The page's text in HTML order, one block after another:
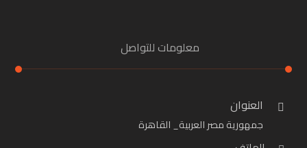
معلومات للتواصل
العنوان
جمهورية مصر العربية_ القاهرة